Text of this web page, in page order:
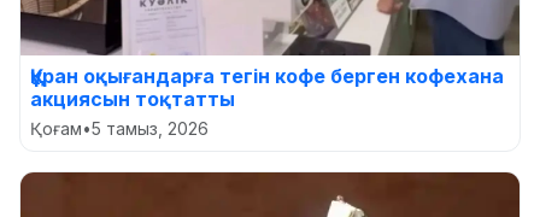
Құран оқығандарға тегін кофе берген кофехана
акциясын тоқтатты
Қоғам•5 тамыз, 2026